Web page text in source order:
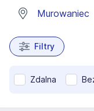
Filtry
Zdalna